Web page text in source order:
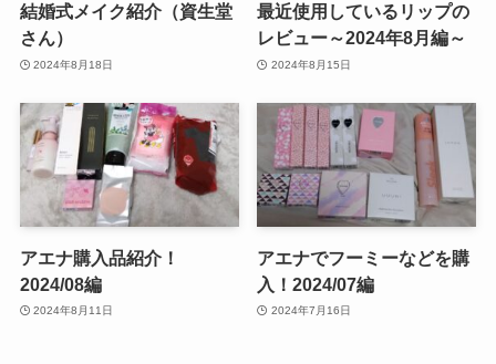
結婚式メイク紹介（資生堂
さん）
2024年8月18日
最近使用しているリップの
レビュー～2024年8月編～
2024年8月15日
アエナ購入品紹介！
2024/08編
2024年8月11日
アエナでフーミーなどを購
入！2024/07編
2024年7月16日